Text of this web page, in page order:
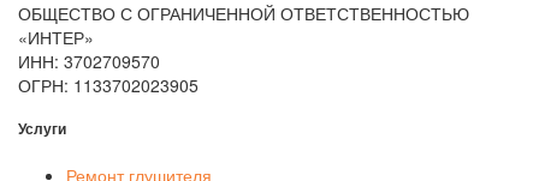
ОБЩЕСТВО С ОГРАНИЧЕННОЙ ОТВЕТСТВЕННОСТЬЮ
«ИНТЕР»
ИНН: 3702709570
ОГРН: 1133702023905
Услуги
Ремонт глушителя